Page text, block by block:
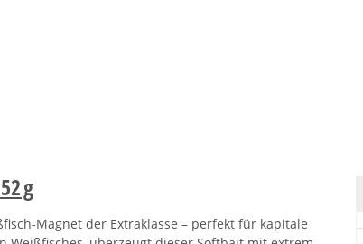
g
Magnet der Extraklasse – perfekt für kapitale